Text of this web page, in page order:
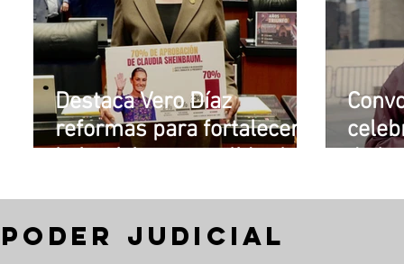
Destaca Vero Díaz
reformas para fortalecer
PODER JUDICIAL